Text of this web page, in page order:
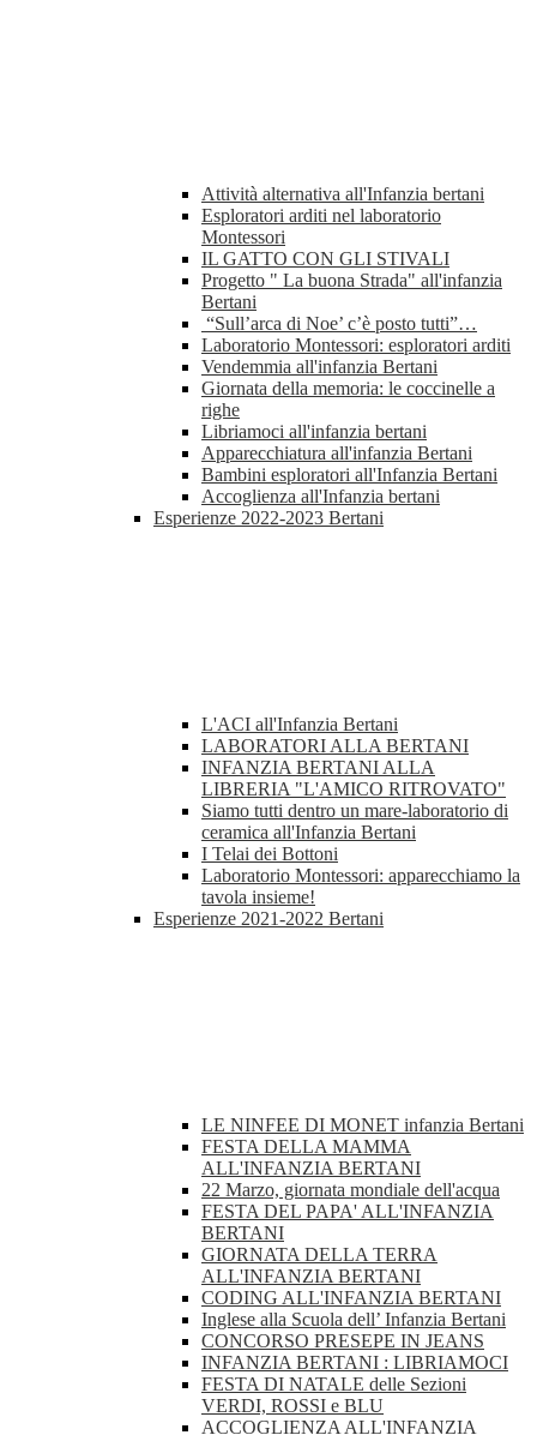
Attività alternativa all'Infanzia bertani
Esploratori arditi nel laboratorio
Montessori
IL GATTO CON GLI STIVALI
Progetto " La buona Strada" all'infanzia
Bertani
“Sull’arca di Noe’ c’è posto tutti”…
Laboratorio Montessori: esploratori arditi
Vendemmia all'infanzia Bertani
Giornata della memoria: le coccinelle a
righe
Libriamoci all'infanzia bertani
Apparecchiatura all'infanzia Bertani
Bambini esploratori all'Infanzia Bertani
Accoglienza all'Infanzia bertani
Esperienze 2022-2023 Bertani
L'ACI all'Infanzia Bertani
LABORATORI ALLA BERTANI
INFANZIA BERTANI ALLA
LIBRERIA "L'AMICO RITROVATO"
Siamo tutti dentro un mare-laboratorio di
ceramica all'Infanzia Bertani
I Telai dei Bottoni
Laboratorio Montessori: apparecchiamo la
tavola insieme!
Esperienze 2021-2022 Bertani
LE NINFEE DI MONET infanzia Bertani
FESTA DELLA MAMMA
ALL'INFANZIA BERTANI
22 Marzo, giornata mondiale dell'acqua
FESTA DEL PAPA' ALL'INFANZIA
BERTANI
GIORNATA DELLA TERRA
ALL'INFANZIA BERTANI
CODING ALL'INFANZIA BERTANI
Inglese alla Scuola dell’ Infanzia Bertani
CONCORSO PRESEPE IN JEANS
INFANZIA BERTANI : LIBRIAMOCI
FESTA DI NATALE delle Sezioni
VERDI, ROSSI e BLU
ACCOGLIENZA ALL'INFANZIA